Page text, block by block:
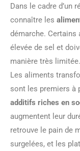
Dans le cadre d’un
connaître les
démarche.
élevée de sel et
manière très limitée.
Les aliments
sont les premiers à
additifs riches en
augmentent leur
retrouve le pain de
surgelées, et les